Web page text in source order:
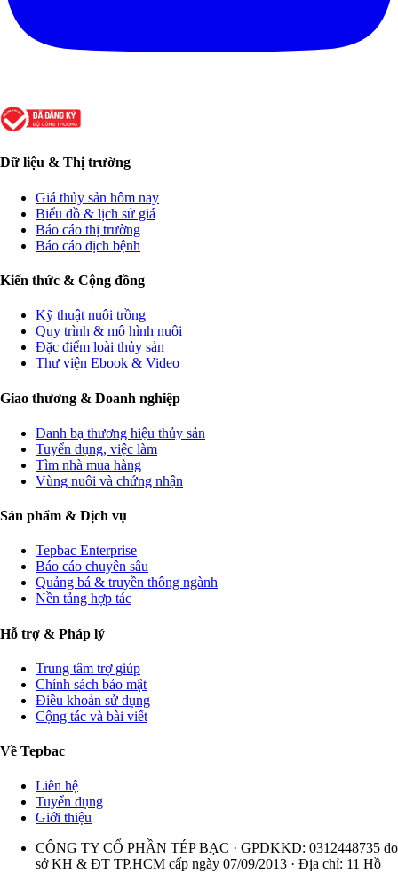
Dữ liệu & Thị trường
Giá thủy sản hôm nay
Biểu đồ & lịch sử giá
Báo cáo thị trường
Báo cáo dịch bệnh
Kiến thức & Cộng đồng
Kỹ thuật nuôi trồng
Quy trình & mô hình nuôi
Đặc điểm loài thủy sản
Thư viện Ebook & Video
Giao thương & Doanh nghiệp
Danh bạ thương hiệu thủy sản
Tuyển dụng, việc làm
Tìm nhà mua hàng
Vùng nuôi và chứng nhận
Sản phẩm & Dịch vụ
Tepbac Enterprise
Báo cáo chuyên sâu
Quảng bá & truyền thông ngành
Nền tảng hợp tác
Hỗ trợ & Pháp lý
Trung tâm trợ giúp
Chính sách bảo mật
Điều khoản sử dụng
Cộng tác và bài viết
Về Tepbac
Liên hệ
Tuyển dụng
Giới thiệu
CÔNG TY CỔ PHẦN TÉP BẠC · GPDKKD: 0312448735 do
sở KH & ĐT TP.HCM cấp ngày 07/09/2013 · Địa chỉ: 11 Hồ